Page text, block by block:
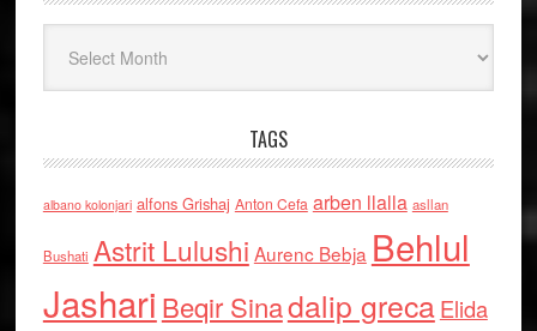
TAGS
albano kolonjari alfons Grishaj Anton Cefa arben llalla asllan
Bushati Astrit Lulushi Aurenc Bebja Behlul
Jashari Beqir Sinadalip grecaElida